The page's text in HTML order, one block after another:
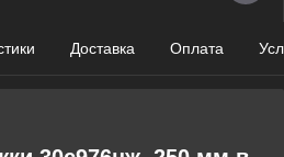
Доставка Оплата